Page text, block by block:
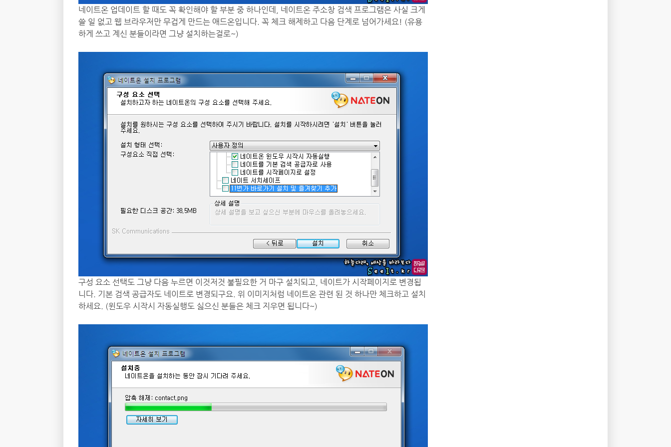
네이트온 업데이트 할 때도 꼭 확인해야 할 부분 중 하나인데, 네이트온 주소창 검색 프로그램은 사실 크게
쓸 일 없고 웹 브라우저만 무겁게 만드는 애드온입니다. 꼭 체크 해제하고 다음 단계로 넘어가세요! (유용
하게 쓰고 계신 분들이라면 그냥 설치하는걸로~)
구성 요소 선택도 그냥 다음 누르면 이것저것 불필요한 거 마구 설치되고, 네이트가 시작페이지로 변경됩
니다. 기본 검색 공급자도 네이트로 변경되구요. 위 이미지처럼 네이트온 관련 된 것 하나만 체크하고 설치
하세요. (윈도우 시작시 자동실행도 싫으신 분들은 체크 지우면 됩니다~)